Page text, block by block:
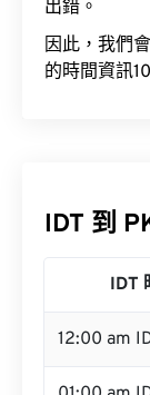
出錯。
因此，我們
的時間資訊
IDT 到
IDT
12:00 am